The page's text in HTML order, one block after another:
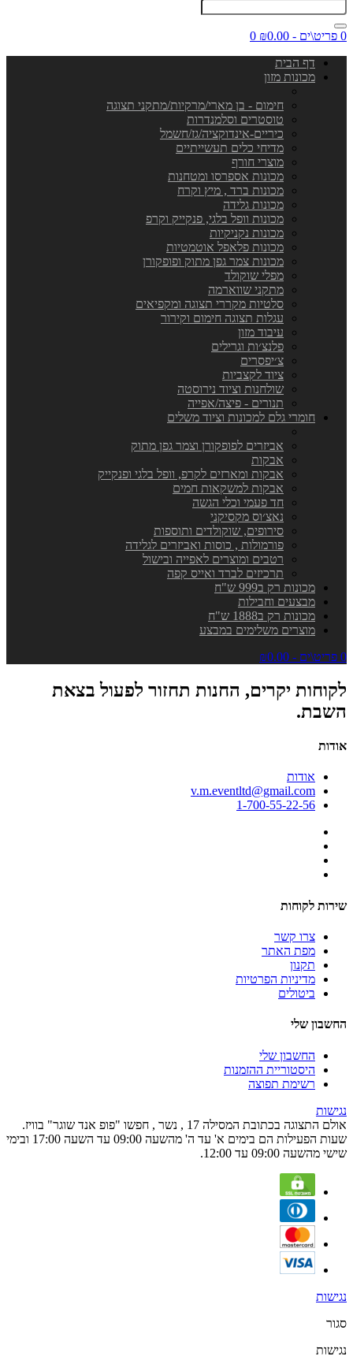
0 פריט\ים - ₪0.00
0
דף הבית
מכונות מזון
חימום - בן מארי/מרקיות/מתקני תצוגה
טוסטרים וסלמנדרות
כיריים-אינדוקציה/גז/חשמל
מדיחי כלים תעשייתיים
מוצרי חורף
מכונות אספרסו ומטחנות
מכונות ברד , מיץ וקרח
מכונות גלידה
מכונות וופל בלגי, פנקייק וקרפ
מכונות נקניקיות
מכונות פלאפל אוטמטיות
מכונות צמר גפן מתוק ופופקורן
מפלי שוקולד
מתקני שווארמה
סלטיות מקררי תצוגה ומקפיאים
עגלות תצוגה חימום וקירור
עיבוד מזון
פלנצ׳ות וגרילים
צ׳יפסרים
ציוד לקצביות
שולחנות וציוד נירוסטה
תנורים - פיצה/אפייה
חומרי גלם למכונות וציוד משלים
אביזרים לפופקורן וצמר גפן מתוק
אבקות
אבקות ומארזים לקרפ, וופל בלגי ופנקייק
אבקות למשקאות חמים
חד פעמי וכלי הגשה
נאצ׳וס מקסיקני
סירופים, שוקולדים ותוספות
פורמולות , כוסות ואביזרים לגלידה
רטבים ומוצרים לאפייה ובישול
תרכיזים לברד ואייס קפה
מכונות רק ב999 ש"ח
מבצעים וחבילות
מכונות רק ב1888 ש"ח
מוצרים משלימים במבצע
0 פריט\ים - ₪0.00
לקוחות יקרים, החנות תחזור לפעול בצאת
השבת.
אודות
אודות
v.m.eventltd@gmail.com
1-700-55-22-56
שירות לקוחות
צרו קשר
מפת האתר
תקנון
מדיניות הפרטיות
ביטולים
החשבון שלי
החשבון שלי
היסטוריית ההזמנות
רשימת תפוצה
נגישות
אולם התצוגה בכתובת המסילה 17 , נשר , חפשו "פופ אנד שוגר" בוויז.
שעות הפעילות הם בימים א' עד ה' מהשעה 09:00 עד השעה 17:00 ובימי
שישי מהשעה 09:00 עד 12:00.
נגישות
סגור
נגישות